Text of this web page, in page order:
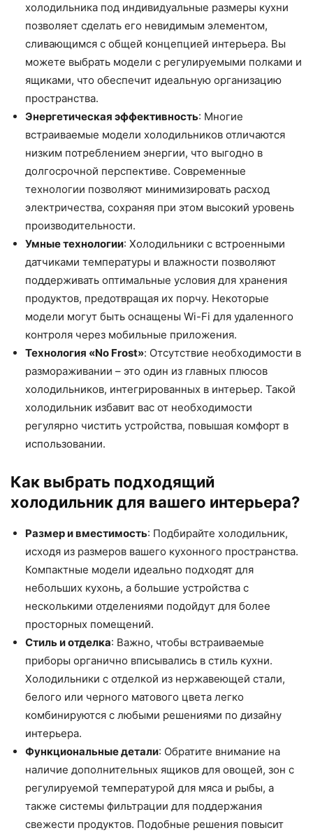
холодильника под индивидуальные размеры кухни
позволяет сделать его невидимым элементом,
сливающимся с общей концепцией интерьера. Вы
можете выбрать модели с регулируемыми полками и
ящиками, что обеспечит идеальную организацию
пространства.
Энергетическая эффективность: Многие
встраиваемые модели холодильников отличаются
низким потреблением энергии, что выгодно в
долгосрочной перспективе. Современные
технологии позволяют минимизировать расход
электричества, сохраняя при этом высокий уровень
производительности.
Умные технологии: Холодильники с встроенными
датчиками температуры и влажности позволяют
поддерживать оптимальные условия для хранения
продуктов, предотвращая их порчу. Некоторые
модели могут быть оснащены Wi-Fi для удаленного
контроля через мобильные приложения.
Технология «No Frost»: Отсутствие необходимости в
размораживании – это один из главных плюсов
холодильников, интегрированных в интерьер. Такой
холодильник избавит вас от необходимости
регулярно чистить устройства, повышая комфорт в
использовании.
Как выбрать подходящий
холодильник для вашего интерьера?
Размер и вместимость: Подбирайте холодильник,
исходя из размеров вашего кухонного пространства.
Компактные модели идеально подходят для
небольших кухонь, а большие устройства с
несколькими отделениями подойдут для более
просторных помещений.
Стиль и отделка: Важно, чтобы встраиваемые
приборы органично вписывались в стиль кухни.
Холодильники с отделкой из нержавеющей стали,
белого или черного матового цвета легко
комбинируются с любыми решениями по дизайну
интерьера.
Функциональные детали: Обратите внимание на
наличие дополнительных ящиков для овощей, зон с
регулируемой температурой для мяса и рыбы, а
также системы фильтрации для поддержания
свежести продуктов. Подобные решения повысит